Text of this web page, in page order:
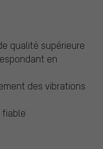
qualité supérieure
en
des vibrations